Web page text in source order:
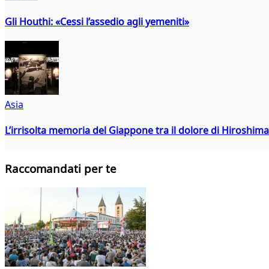
Gli Houthi: «Cessi l’assedio agli yemeniti»
Asia
L’irrisolta memoria del Giappone tra il dolore di
Raccomandati per te